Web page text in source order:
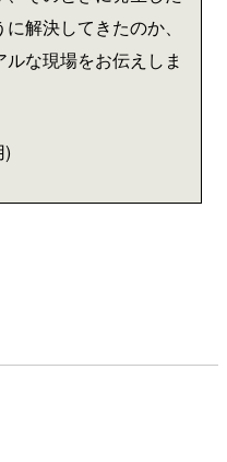
解決してきたのか、
な現場をお伝えしま
)